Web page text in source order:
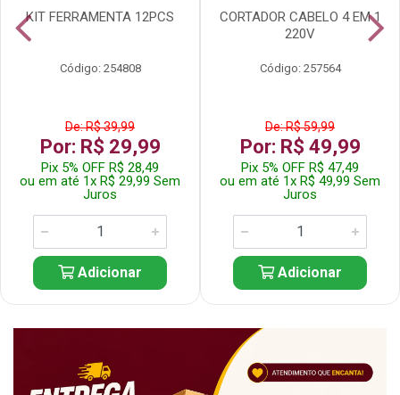
KIT FERRAMENTA 12PCS
Código: 254808
De: R$ 39,99
Por: R$ 29,99
Pix 5% OFF R$ 28,49
ou em até 1x R$ 29,99 Sem
Juros
Adicionar
CORTADOR CABELO 4 EM 1
220V
Código: 257564
De: R$ 59,99
Por: R$ 49,99
Pix 5% OFF R$ 47,49
ou em até 1x R$ 49,99 Sem
Juros
Adicionar